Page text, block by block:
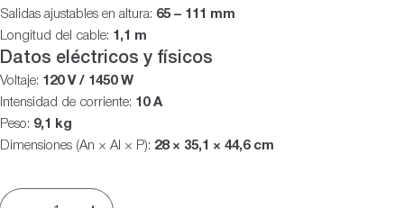
Salidas ajustables en altura: 65 – 111 mm
Longitud del cable: 1,1 m
Datos eléctricos y físicos
Voltaje: 120 V / 1450 W
Intensidad de corriente: 10 A
Peso: 9,1 kg
Dimensiones (An × Al × P): 28 × 35,1 × 44,6 cm